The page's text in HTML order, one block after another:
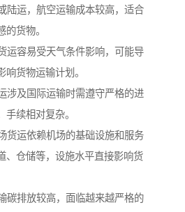
陆运，航空运输成本较高，适合
的货物。
运容易受天气条件影响，可能导
货物运输计划。
涉及国际运输时需遵守严格的进
手续相对复杂。
货运依赖机场的基础设施和服务
、仓储等，设施水平直接影响货
碳排放较高，面临越来越严格的